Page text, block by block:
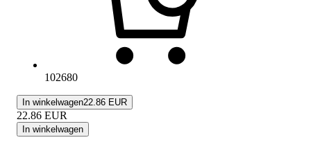
102680
In winkelwagen22.86 EUR
22.86 EUR
In winkelwagen